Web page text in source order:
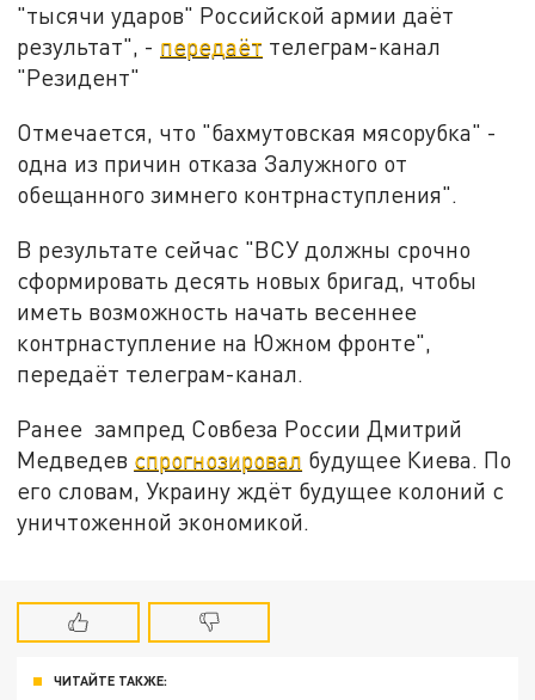
"тысячи ударов" Российской армии даёт
результат", - передаёт телеграм-канал
"Резидент"
Отмечается, что "бахмутовская мясорубка" -
одна из причин отказа Залужного от
обещанного зимнего контрнаступления".
В результате сейчас "ВСУ должны срочно
сформировать десять новых бригад, чтобы
иметь возможность начать весеннее
контрнаступление на Южном фронте",
передаёт телеграм-канал.
Ранее зампред Совбеза России Дмитрий
Медведев спрогнозировал будущее Киева. По
его словам, Украину ждёт будущее колоний с
уничтоженной экономикой.
ЧИТАЙТЕ ТАКЖЕ: